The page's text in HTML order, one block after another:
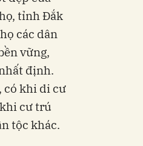
tỉnh Đắk
các dân
vững,
định.
có khi di cư
cư trú
tộc khác.